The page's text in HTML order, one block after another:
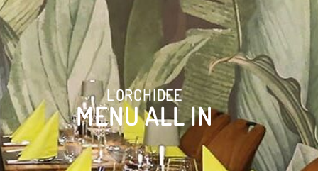
L'ORCHIDEE
MENU ALL IN